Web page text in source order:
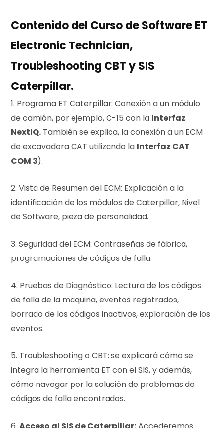
Contenido del Curso de Software ET
Electronic Technician,
Troubleshooting CBT y SIS
Caterpillar.
1. Programa ET Caterpillar: Conexión a un módulo
de camión, por ejemplo, C-15 con la Interfaz
NextIQ. También se explica, la conexión a un ECM
de excavadora CAT utilizando la Interfaz CAT
COM 3).
2. Vista de Resumen del ECM: Explicación a la
identificación de los módulos de Caterpillar, Nivel
de Software, pieza de personalidad.
3. Seguridad del ECM: Contraseñas de fábrica,
programaciones de códigos de falla.
4. Pruebas de Diagnóstico: Lectura de los códigos
de falla de la maquina, eventos registrados,
borrado de los códigos inactivos, exploración de los
eventos.
5. Troubleshooting o CBT: se explicará cómo se
integra la herramienta ET con el SIS, y además,
cómo navegar por la solución de problemas de
códigos de falla encontrados.
6. Acceso al SIS de Caterpillar: Accederemos